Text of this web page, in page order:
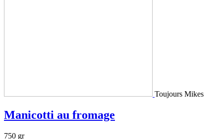
Toujours Mikes
Manicotti au fromage
750 gr